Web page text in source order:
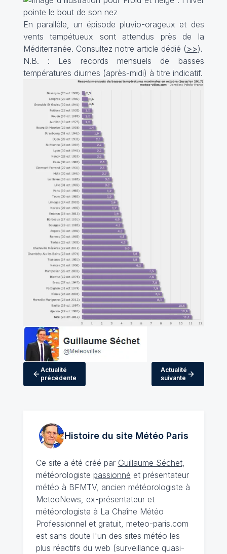
En parallèle, un épisode pluvio-orageux et des
vents tempétueux sont attendus près de la
Méditerranée. Consultez notre article dédié (>>).
N.B. : Les records mensuels de basses
températures diurnes (après-midi) à titre indicatif.
Actualité
précédente
Actualité
suivante
Histoire du site MétéoParis
Ce site a été créé par Guillaume Séchet,
météorologiste passionné et présentateur
météo à BFMTV, ancien météorologiste à
MeteoNews, ex-présentateur et
météorologiste à La Chaîne Météo
Professionnel et gratuit, meteo-paris.com
est sans doute l'un des sites météo les
plus réactifs du web (surveillance quasi-